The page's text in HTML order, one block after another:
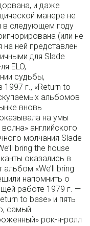
и даже
манере не
в следующем году
(или не
на ней представлен
для Slade
ELO,
судьбы,
1997 г., «Return to
альбомов
вновь
на умы
английского
молчания Slade
bring the housе
оказались в
«We’ll bring
напомнить о
работе 1979 г. —
to base» и пять
самый
рок-н-ролл